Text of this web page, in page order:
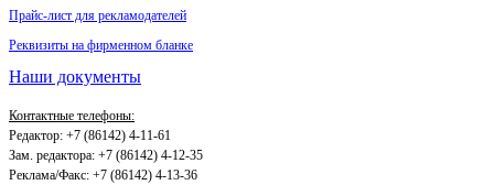
Прайс-лист для рекламодателей
Реквизиты на фирменном бланке
Наши документы
Контактные телефоны:
Редактор: +7 (86142) 4-11-61
Зам. редактора: +7 (86142) 4-12-35
Реклама/Факс: +7 (86142) 4-13-36